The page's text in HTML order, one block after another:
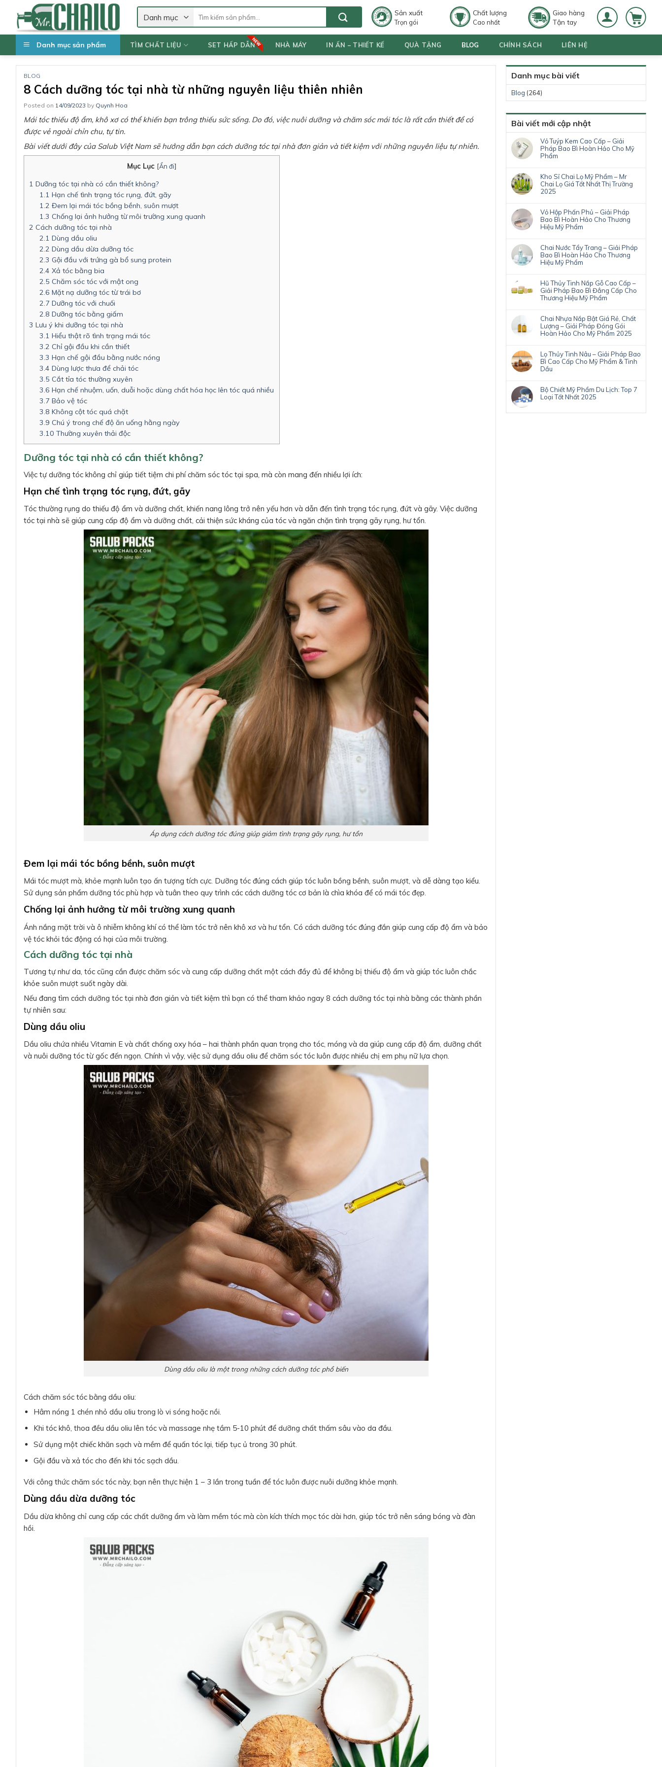
content
Tìm
Sản xuất
Trọn gói
Chất lượng
Cao nhất
Giao hàng
Tận tay
Danh mục sản phẩm TÌM CHẤT LIỆU SET HẤP DẪN NHÀ MÁY IN ẤN – THIẾT KẾ QUÀ TẶNG BLOG CHÍNH SÁCH LIÊN HỆ
BLOG
8 Cách dưỡng tóc tại nhà từ những nguyên liệu thiên nhiên
Posted on 14/09/2023 by Quynh Hoa
Mái tóc thiếu độ ẩm, khô xơ có thể khiến bạn trông thiếu sức sống. Do đó, việc nuôi dưỡng và chăm sóc mái tóc là rất cần thiết để có
được vẻ ngoài chỉn chu, tự tin.
Bài viết dưới đây của Salub Việt Nam sẽ hướng dẫn bạn cách dưỡng tóc tại nhà đơn giản và tiết kiệm với những nguyên liệu tự nhiên.
Mục Lục [Ẩn đi]
1 Dưỡng tóc tại nhà có cần thiết không?
1.1 Hạn chế tình trạng tóc rụng, đứt, gãy
1.2 Đem lại mái tóc bồng bềnh, suôn mượt
1.3 Chống lại ảnh hưởng từ môi trường xung quanh
2 Cách dưỡng tóc tại nhà
2.1 Dùng dầu oliu
2.2 Dùng dầu dừa dưỡng tóc
2.3 Gội đầu với trứng gà bổ sung protein
2.4 Xả tóc bằng bia
2.5 Chăm sóc tóc với mật ong
2.6 Mặt nạ dưỡng tóc từ trái bơ
2.7 Dưỡng tóc với chuối
2.8 Dưỡng tóc bằng giấm
3 Lưu ý khi dưỡng tóc tại nhà
3.1 Hiểu thật rõ tình trạng mái tóc
3.2 Chỉ gội đầu khi cần thiết
3.3 Hạn chế gội đầu bằng nước nóng
3.4 Dùng lược thưa để chải tóc
3.5 Cắt tỉa tóc thường xuyên
3.6 Hạn chế nhuộm, uốn, duỗi hoặc dùng chất hóa học lên tóc quá nhiều
3.7 Bảo vệ tóc
3.8 Không cột tóc quá chặt
3.9 Chú ý trong chế độ ăn uống hằng ngày
3.10 Thường xuyên thải độc
Dưỡng tóc tại nhà có cần thiết không?
Việc tự dưỡng tóc không chỉ giúp tiết tiệm chi phí chăm sóc tóc tại spa, mà còn mang đến nhiều lợi ích:
Hạn chế tình trạng tóc rụng, đứt, gãy
Tóc thường rụng do thiếu độ ẩm và dưỡng chất, khiến nang lông trở nên yếu hơn và dẫn đến tình trạng tóc rụng, đứt và gãy. Việc dưỡng
tóc tại nhà sẽ giúp cung cấp độ ẩm và dưỡng chất, cải thiện sức kháng của tóc và ngăn chặn tình trạng gãy rụng, hư tổn.
Áp dụng cách dưỡng tóc đúng giúp giảm tình trạng gãy rụng, hư tổn
Đem lại mái tóc bồng bềnh, suôn mượt
Mái tóc mượt mà, khỏe mạnh luôn tạo ấn tượng tích cực. Dưỡng tóc đúng cách giúp tóc luôn bồng bềnh, suôn mượt, và dễ dàng tạo kiểu.
Sử dụng sản phẩm dưỡng tóc phù hợp và tuân theo quy trình các cách dưỡng tóc cơ bản là chìa khóa để có mái tóc đẹp.
Chống lại ảnh hưởng từ môi trường xung quanh
Ánh nắng mặt trời và ô nhiễm không khí có thể làm tóc trở nên khô xơ và hư tổn. Có cách dưỡng tóc đúng đắn giúp cung cấp độ ẩm và bảo
vệ tóc khỏi tác động có hại của môi trường.
Cách dưỡng tóc tại nhà
Tương tự như da, tóc cũng cần được chăm sóc và cung cấp dưỡng chất một cách đầy đủ để không bị thiếu độ ẩm và giúp tóc luôn chắc
khỏe suôn mượt suốt ngày dài.
Nếu đang tìm cách dưỡng tóc tại nhà đơn giản và tiết kiệm thì bạn có thể tham khảo ngay 8 cách dưỡng tóc tại nhà bằng các thành phần
tự nhiên sau:
Dùng dầu oliu
Dầu oliu chứa nhiều Vitamin E và chất chống oxy hóa – hai thành phần quan trọng cho tóc, móng và da giúp cung cấp độ ẩm, dưỡng chất
và nuôi dưỡng tóc từ gốc đến ngọn. Chính vì vậy, việc sử dụng dầu oliu để chăm sóc tóc luôn được nhiều chị em phụ nữ lựa chọn.
Dùng dầu oliu là một trong những cách dưỡng tóc phổ biến
Cách chăm sóc tóc bằng dầu oliu:
Hâm nóng 1 chén nhỏ dầu oliu trong lò vi sóng hoặc nồi.
Khi tóc khô, thoa đều dầu oliu lên tóc và massage nhẹ tầm 5-10 phút để dưỡng chất thấm sâu vào da đầu.
Sử dụng một chiếc khăn sạch và mềm để quấn tóc lại, tiếp tục ủ trong 30 phút.
Gội đầu và xả tóc cho đến khi tóc sạch dầu.
Với công thức chăm sóc tóc này, bạn nên thực hiện 1 – 3 lần trong tuần để tóc luôn được nuôi dưỡng khỏe mạnh.
Dùng dầu dừa dưỡng tóc
Dầu dừa không chỉ cung cấp các chất dưỡng ẩm và làm mềm tóc mà còn kích thích mọc tóc dài hơn, giúp tóc trở nên sáng bóng và đàn
hồi.
Danh mục bài viết
Blog (264)
Bài viết mới cập nhật
Vỏ Tuýp Kem Cao Cấp – Giải
Pháp Bao Bì Hoàn Hảo Cho Mỹ
Phẩm
Kho Sỉ Chai Lọ Mỹ Phẩm – Mr
Chai Lọ Giá Tốt Nhất Thị Trường
2025
Vỏ Hộp Phấn Phủ – Giải Pháp
Bao Bì Hoàn Hảo Cho Thương
Hiệu Mỹ Phẩm
Chai Nước Tẩy Trang – Giải Pháp
Bao Bì Hoàn Hảo Cho Thương
Hiệu Mỹ Phẩm
Hũ Thủy Tinh Nắp Gỗ Cao Cấp –
Giải Pháp Bao Bì Đẳng Cấp Cho
Thương Hiệu Mỹ Phẩm
Chai Nhựa Nắp Bật Giá Rẻ, Chất
Lượng – Giải Pháp Đóng Gói
Hoàn Hảo Cho Mỹ Phẩm 2025
Lọ Thủy Tinh Nâu – Giải Pháp Bao
Bì Cao Cấp Cho Mỹ Phẩm & Tinh
Dầu
Bộ Chiết Mỹ Phẩm Du Lịch: Top 7
Loại Tốt Nhất 2025